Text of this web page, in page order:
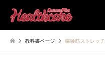
教科書ページ 腸腰筋ストレッチ